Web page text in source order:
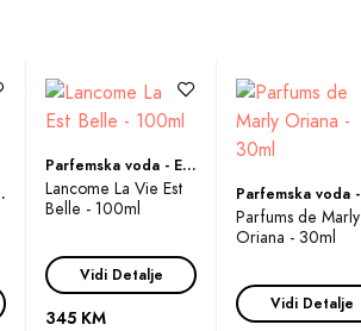
je stvoren da istakne vašu
se osećate posebno svakog
vas. Uz Hugo Boss The Scent For
(EDP)
Parfemska voda - Eau de Parfum (EDP)
Lancome La Vie Est
Belle - 100ml
Vidi Detalje
345 KM
Parfums de Marly
Oriana - 30ml
Vidi Detalje